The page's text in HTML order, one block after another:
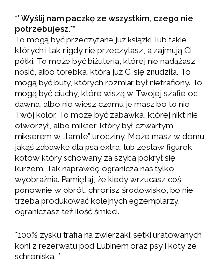
** Wyślij nam paczkę ze wszystkim, czego nie
potrzebujesz.**
To mogą być przeczytane już książki, lub takie
których i tak nigdy nie przeczytasz, a zajmują Ci
półki. To może być biżuteria, której nie nadążasz
nosić, albo torebka, która już Ci się znudziła. To
mogą być buty, których rozmiar był nietrafiony. To
mogą być ciuchy, które wiszą w Twojej szafie od
dawna, albo nie wiesz czemu je masz bo to nie
Twój kolor. To może być zabawka, której nikt nie
otworzył, albo mikser, który był czwartym
mikserem w „tamte” urodziny. Może masz w domu
jakąś zabawkę dla psa extra, lub zestaw figurek
kotów który schowany za szybą pokrył się
kurzem. Tak naprawdę ogranicza nas tylko
wyobraźnia. Pamiętaj, że kiedy wrzucasz coś
ponownie w obrót, chronisz środowisko, bo nie
trzeba produkować kolejnych egzemplarzy,
ograniczasz też ilość śmieci.
*100% zysku trafia na zwierzaki: setki uratowanych
koni z rezerwatu pod Lubinem oraz psy i koty ze
schroniska. *